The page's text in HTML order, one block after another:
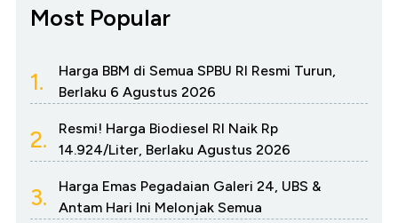
Most Popular
1.
Harga BBM di Semua SPBU RI Resmi Turun,
Berlaku 6 Agustus 2026
2.
Resmi! Harga Biodiesel RI Naik Rp
14.924/Liter, Berlaku Agustus 2026
3.
Harga Emas Pegadaian Galeri 24, UBS &
Antam Hari Ini Melonjak Semua